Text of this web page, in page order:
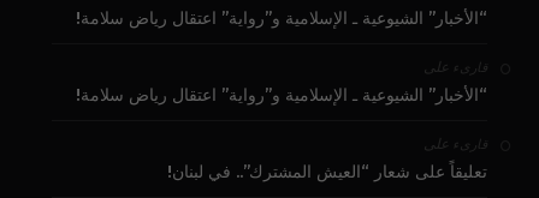
“الأخبار” الشيوعية ـ الإسلامية و”رواية” اعتقال رياض سلامة!
قارىء على
“الأخبار” الشيوعية ـ الإسلامية و”رواية” اعتقال رياض سلامة!
قارىء على
تعليقاً على شعار “العيش المشترك”.. في لبنان!